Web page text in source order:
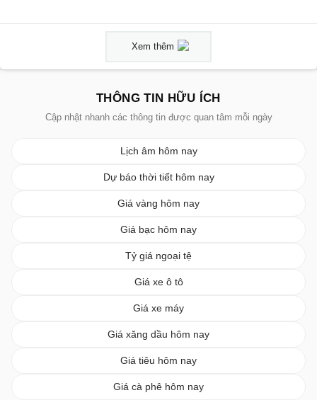
Xem thêm
THÔNG TIN HỮU ÍCH
Cập nhật nhanh các thông tin được quan tâm mỗi ngày
Lịch âm hôm nay
Dự báo thời tiết hôm nay
Giá vàng hôm nay
Giá bạc hôm nay
Tỷ giá ngoại tệ
Giá xe ô tô
Giá xe máy
Giá xăng dầu hôm nay
Giá tiêu hôm nay
Giá cà phê hôm nay